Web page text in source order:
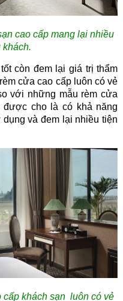
cao cấp mang lại nhiều
khách.
còn đem lại giá trị thẩm
cửa cao cấp luôn có vẻ
với những mẫu rèm cửa
cho là có khả năng
và đem lại nhiều tiện
cấp khách sạn luôn có vẻ